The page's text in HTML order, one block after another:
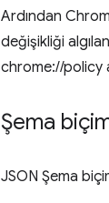
Ardından
değişikliği
chrome://policy
Şema
JSON Şema